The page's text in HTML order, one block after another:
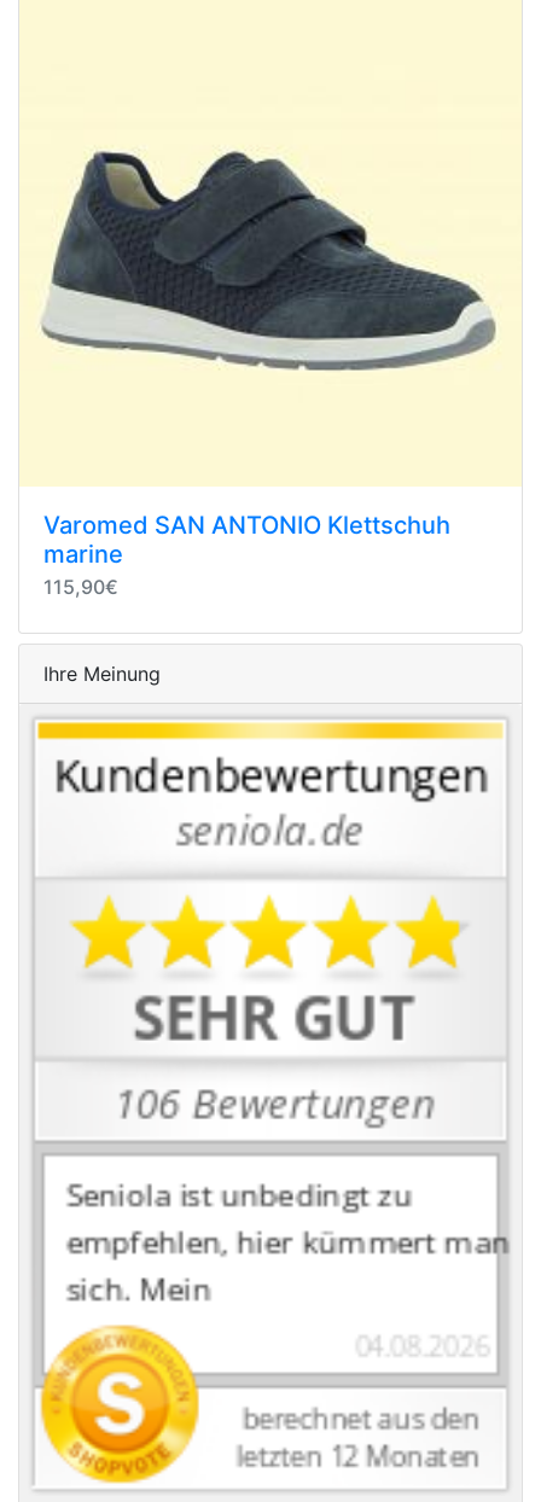
Varomed SAN ANTONIO Klettschuh
marine
115,90€
Ihre Meinung